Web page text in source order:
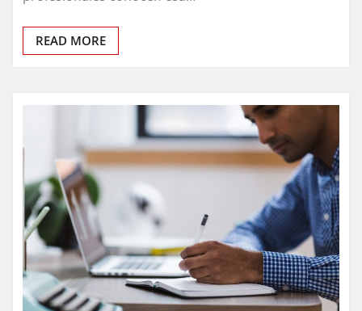
READ MORE